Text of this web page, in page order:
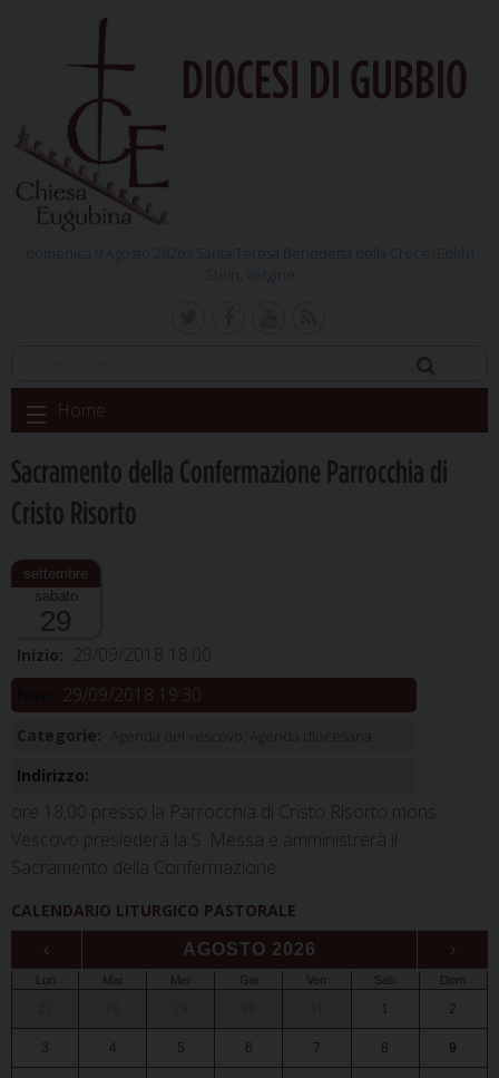
DIOCESI DI GUBBIO
Skip
to
Home
Sacramento della Confermazione Parrocchia di
Cristo Risorto
sabato
29
Inizio: 29/09/2018 18:00
29/09/2018 19:30
Categorie:
Indirizzo:
ore 18,00 presso la Parrocchia di Cristo Risorto mons.
Vescovo presiederà la S. Messa e amministrerà il
Sacramento della Confermazione
CALENDARIO LITURGICO PASTORALE
‹ AGOSTO 2026 ›
Lun Mar Mer Gio Ven Sab Dom
1 2
3 4 5 6 7 8 9